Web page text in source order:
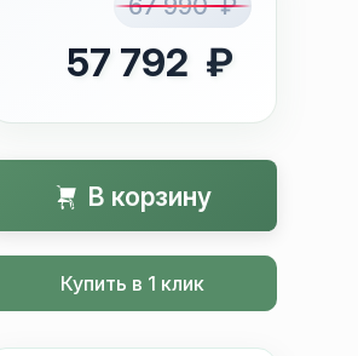
67 990 ₽
57 792 ₽
В корзину
Купить в 1 клик